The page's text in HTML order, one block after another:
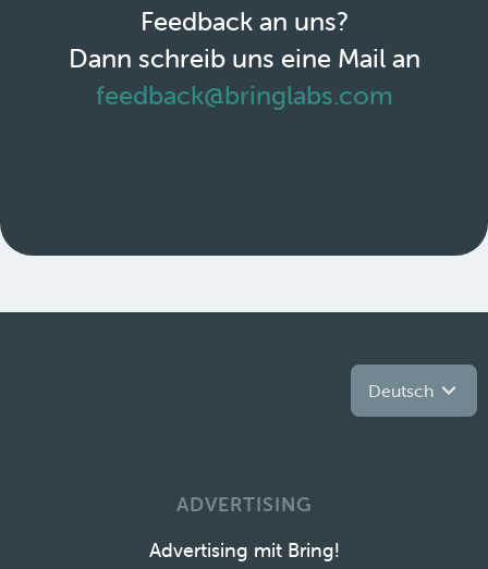
Feedback an uns?
Dann schreib uns eine Mail an
feedback@bringlabs.com
Deutsch
ADVERTISING
Advertising mit Bring!